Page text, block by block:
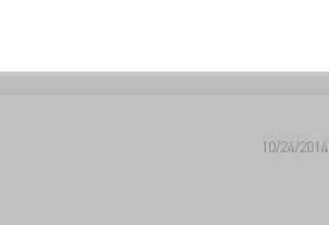
10/24/2014